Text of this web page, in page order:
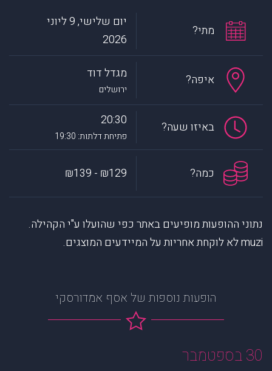
מתי?
יום שלישי, 9 ליוני
2026
איפה? מגדל דוד
ירושלים
באיזו שעה? 20:30
פתיחת דלתות: 19:30
כמה? ₪129 - ₪139
נתוני ההופעות מופיעים באתר כפי שהועלו ע"י הקהילה.
muzi לא לוקחת אחריות על המיידעים המוצגים.
הופעות נוספות של אסף אמדורסקי
30 בספטמבר